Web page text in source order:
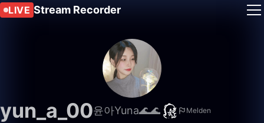
LIVE Stream Recorder
yun_a_00윤아Yuna🌊🌊 Melden